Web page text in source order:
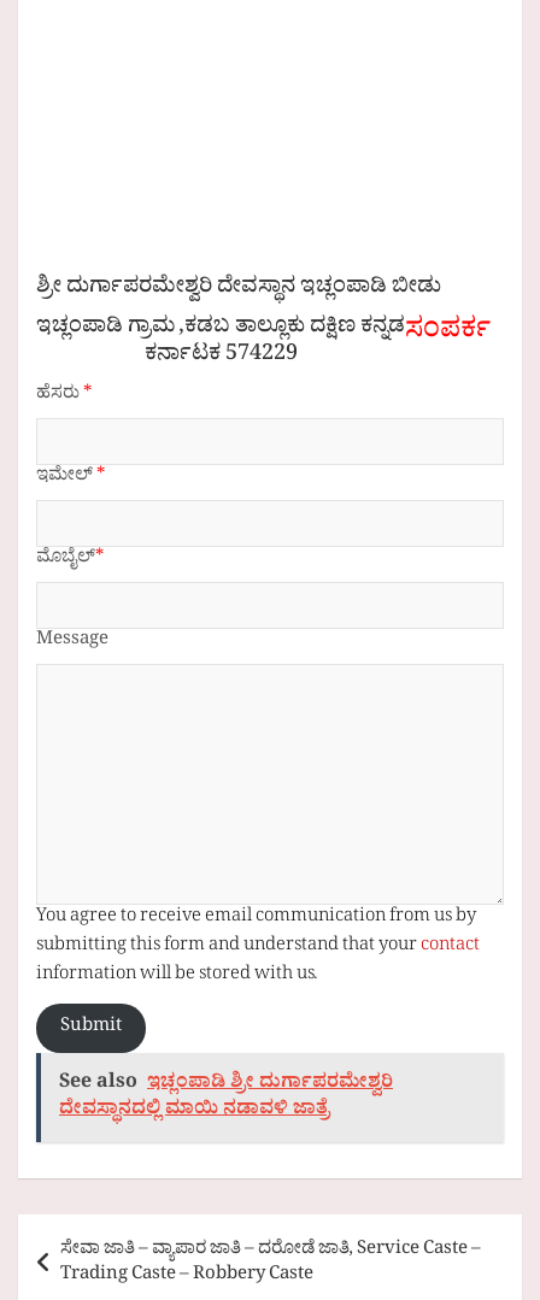
ಶ್ರೀ ದುರ್ಗಾಪರಮೇಶ್ವರಿ ದೇವಸ್ಥಾನ ಇಚ್ಲಂಪಾಡಿ ಬೀಡು
ಇಚ್ಲಂಪಾಡಿ ಗ್ರಾಮ ,ಕಡಬ ತಾಲ್ಲೂಕು ದಕ್ಷಿಣ ಕನ್ನಡ
ಕರ್ನಾಟಕ 574229
ಸಂಪರ್ಕ
ಹೆಸರು*
ಇಮೇಲ್*
ಮೊಬೈಲ್*
Message
You agree to receive email communication from us by
submitting this form and understand that yourcontact
information will be stored with us.
Submit
See also ಇಚ್ಲಂಪಾಡಿ ಶ್ರೀ ದುರ್ಗಾಪರಮೇಶ್ವರಿ
ದೇವಸ್ಥಾನದಲ್ಲಿ ಮಾಯಿ ನಡಾವಳಿ ಜಾತ್ರೆ
Post
navigation
ಸೇವಾ ಜಾತಿ – ವ್ಯಾಪಾರ ಜಾತಿ – ದರೋಡೆ ಜಾತಿ, Service Caste –
Trading Caste – Robbery Caste